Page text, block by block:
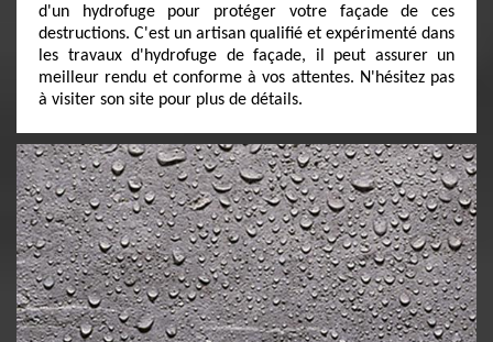
d'un hydrofuge pour protéger votre façade de ces
destructions. C'est un artisan qualifié et expérimenté dans
les travaux d'hydrofuge de façade, il peut assurer un
meilleur rendu et conforme à vos attentes. N'hésitez pas
à visiter son site pour plus de détails.